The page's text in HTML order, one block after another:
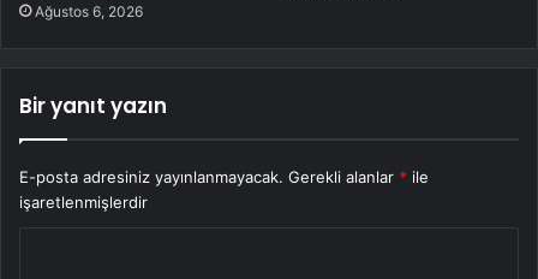
Ağustos 6, 2026
Bir yanıt yazın
E-posta adresiniz yayınlanmayacak. Gerekli alanlar * ile
işaretlenmişlerdir